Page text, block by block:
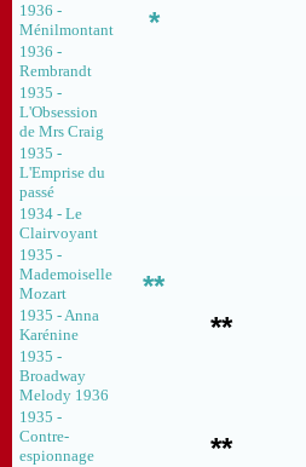
1936 -
Ménilmontant
*
1936 -
Rembrandt
1935 -
L'Obsession
de Mrs Craig
1935 -
L'Emprise du
passé
1934 - Le
Clairvoyant
1935 -
Mademoiselle
Mozart
**
1935 - Anna
Karénine
**
1935 -
Broadway
Melody 1936
1935 -
Contre-
espionnage
**